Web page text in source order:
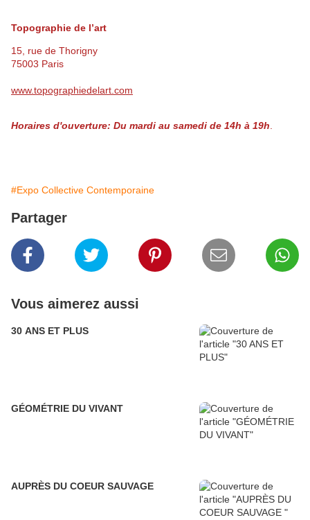
Topographie de l’art
15, rue de Thorigny
75003 Paris
www.topographiedelart.com
Horaires d'ouverture: Du mardi au samedi de 14h à 19h
#Expo Collective Contemporaine
Partager
Vous aimerez aussi
30 ANS ET PLUS
GÉOMÉTRIE DU VIVANT
AUPRÈS DU COEUR SAUVAGE